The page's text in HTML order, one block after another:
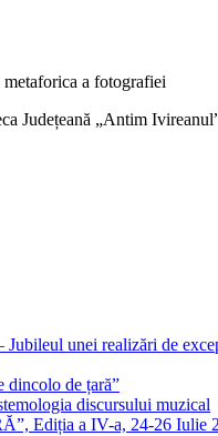
metaforica a fotografiei
Județeană „Antim
unei realizări de
de țară”
discursului muzical
Ediția a IV-a, 24-26 Iulie